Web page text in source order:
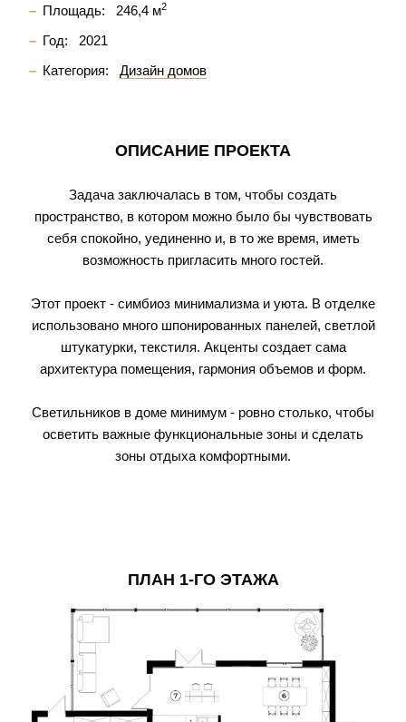
Площадь:
246,4 м2
Год:
2021
Категория:
Дизайн домов
ОПИСАНИЕ ПРОЕКТА
Задача заключалась в том, чтобы создать
пространство, в котором можно было бы чувствовать
себя спокойно, уединенно и, в то же время, иметь
возможность пригласить много гостей.
Этот проект - симбиоз минимализма и уюта. В отделке
использовано много шпонированных панелей, светлой
штукатурки, текстиля. Акценты создает сама
архитектура помещения, гармония объемов и форм.
Светильников в доме минимум - ровно столько, чтобы
осветить важные функциональные зоны и сделать
зоны отдыха комфортными.
ПЛАН 1-ГО ЭТАЖА